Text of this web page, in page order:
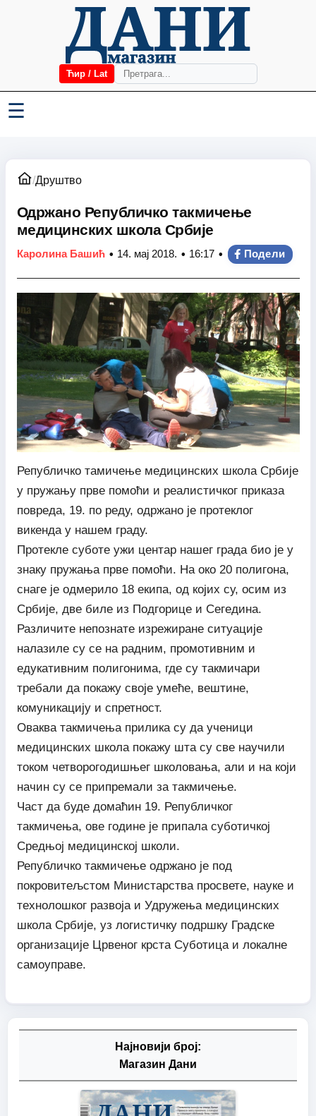
Ћир / Lat
☰
/Друштво
Одржано Републичко такмичење
медицинских школа Србије
Каролина Башић • 14. мај 2018. • 16:17 • Подели
Републичко тамичење медицинских школа Србије
у пружању прве помоћи и реалистичког приказа
повреда, 19. по реду, одржано је протеклог
викенда у нашем граду.
Протекле суботе ужи центар нашег града био је у
знаку пружања прве помоћи. На око 20 полигона,
снаге је одмерило 18 екипа, од којих су, осим из
Србије, две биле из Подгорице и Сегедина.
Различите непознате изрежиране ситуације
налазиле су се на радним, промотивним и
едукативним полигонима, где су такмичари
требали да покажу своје умеће, вештине,
комуникацију и спретност.
Оваква такмичења прилика су да ученици
медицинских школа покажу шта су све научили
током четворогодишњег школовања, али и на који
начин су се припремали за такмичење.
Част да буде домаћин 19. Републичког
такмичења, ове године је припала суботичкој
Средњој медицинској школи.
Републичко такмичење одржано је под
покровитељстом Министарства просвете, науке и
технолошког развоја и Удружења медицинских
школа Србије, уз логистичку подршку Градске
организације Црвеног крста Суботица и локалне
самоуправе.
Најновији број:
Магазин Дани